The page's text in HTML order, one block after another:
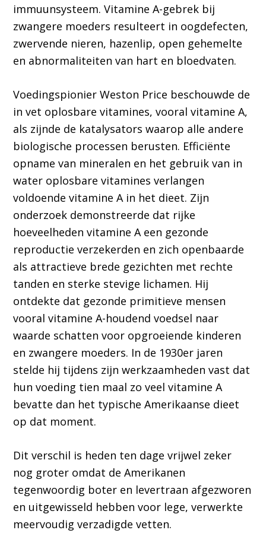
immuunsysteem. Vitamine A-gebrek bij
zwangere moeders resulteert in oogdefecten,
zwervende nieren, hazenlip, open gehemelte
en abnormaliteiten van hart en bloedvaten.
Voedingspionier Weston Price beschouwde de
in vet oplosbare vitamines, vooral vitamine A,
als zijnde de katalysators waarop alle andere
biologische processen berusten. Efficiënte
opname van mineralen en het gebruik van in
water oplosbare vitamines verlangen
voldoende vitamine A in het dieet. Zijn
onderzoek demonstreerde dat rijke
hoeveelheden vitamine A een gezonde
reproductie verzekerden en zich openbaarde
als attractieve brede gezichten met rechte
tanden en sterke stevige lichamen. Hij
ontdekte dat gezonde primitieve mensen
vooral vitamine A-houdend voedsel naar
waarde schatten voor opgroeiende kinderen
en zwangere moeders. In de 1930er jaren
stelde hij tijdens zijn werkzaamheden vast dat
hun voeding tien maal zo veel vitamine A
bevatte dan het typische Amerikaanse dieet
op dat moment.
Dit verschil is heden ten dage vrijwel zeker
nog groter omdat de Amerikanen
tegenwoordig boter en levertraan afgezworen
en uitgewisseld hebben voor lege, verwerkte
meervoudig verzadigde vetten.